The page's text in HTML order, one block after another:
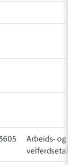
Arbeids- og
velferdsetaten